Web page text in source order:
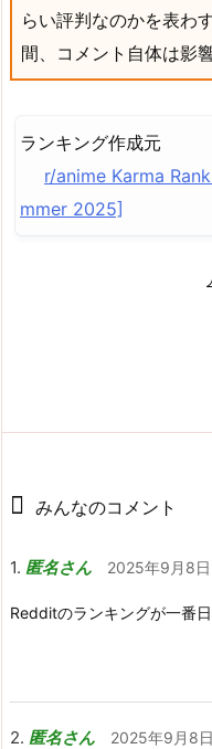
らい評判なのかを表わ
間、コメント自体は影響
ランキング作成元
r/anime Karma
mmer 2025]
みんなのコメント
匿名さん 2025年9月8日
Redditのランキングが一番
匿名さん 2025年9月8日